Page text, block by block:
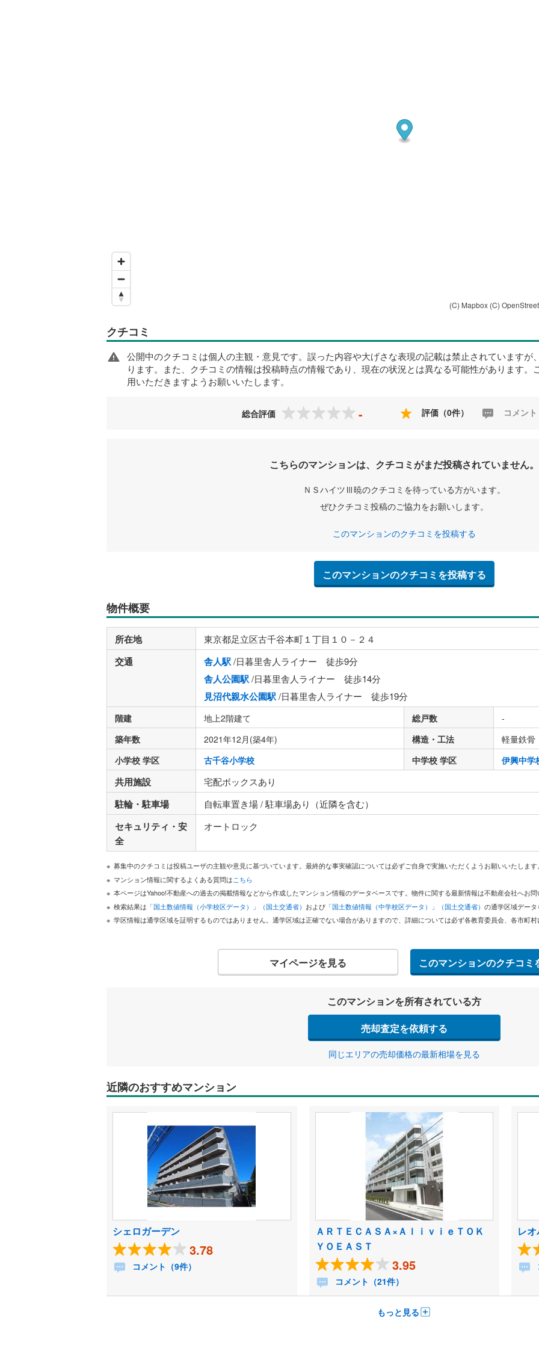
(C) Mapbox (C)
クチコミ
公開中のクチコミは個人の主観・意見です。誤った内容や大げさな表現の記載は禁止されていますが
ります。また、クチコミの情報は投稿時点の情報であり、現在の状況とは異なる可能性があります
用いただきますようお願いいたします。
総合評価 - 評価（0件） コメン
こちらのマンションは、クチコミがまだ投稿されていません。
ＮＳハイツⅢ暁のクチコミを待っている方がいます。
ぜひクチコミ投稿のご協力をお願いします。
このマンションのクチコミを投稿する
このマンションのクチコミを投稿する
物件概要
所在地 東京都足立区古千谷本町１丁目１０－２４
交通 舎人駅/日暮里舎人ライナー 徒歩9分
舎人公園駅/日暮里舎人ライナー 徒歩14分
見沼代親水公園駅/日暮里舎人ライナー 徒歩19分
階建 地上2階建て 総戸数
-
築年数
2021年12月(築4年) 構造・工法
軽量鉄骨
小学校 学区
古千谷小学校 中学校 学区 伊興中学
共用施設 宅配ボックスあり
駐輪・駐車場 自転車置き場 / 駐車場あり（近隣を含む）
セキュリティ・安
全
オートロック
募集中のクチコミは投稿ユーザの主観や意見に基づいています。最終的な事実確認については必ずご自身で実施いただくようお願いいたします
マンション情報に関するよくある質問はこちら
本ページはYahoo!不動産への過去の掲載情報などから作成したマンション情報のデータベースです。物件に関する最新情報は不動産会社へお
検索結果は 「国土数値情報（小学校区データ）」（国土交通省） および 「国土数値情報（中学校区データ）」（国土交通省） の通学区域デー
学区情報は通学区域を証明するものではありません。通学区域は正確でない場合がありますので、詳細については必ず各教育委員会、各市町
マイページを見る このマンションのクチコミ
このマンションを所有されている方
売却査定を依頼する
同じエリアの売却価格の最新相場を見る
近隣のおすすめマンション
シェロガーデン
3.78
コメント（9件）
ＡＲＴＥＣＡＳＡ×ＡｌｉｖｉｅＴＯＫ
ＹＯＥＡＳＴ
3.95
コメント（21件）
レ
もっと見る